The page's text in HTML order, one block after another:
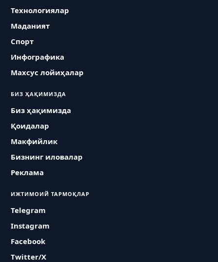
Технологиялар
Маданият
Спорт
Инфографика
Махсус лойиҳалар
БИЗ ҲАҚИМИЗДА
Биз ҳақимизда
Қоидалар
Макфийлик
Бизнинг иловалар
Реклама
ИЖТИМОИЙ ТАРМОҚЛАР
Telegram
Instagram
Facebook
Twitter/X